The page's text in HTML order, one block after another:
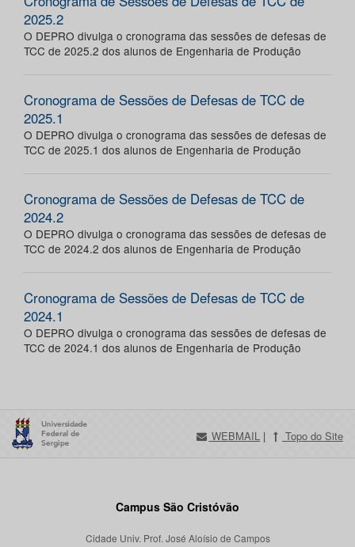
2025.2
O DEPRO divulga o cronograma das sessões de defesas de
TCC de 2025.2 dos alunos de Engenharia de Produção
Cronograma de Sessões de Defesas de TCC de
2025.1
O DEPRO divulga o cronograma das sessões de defesas de
TCC de 2025.1 dos alunos de Engenharia de Produção
Cronograma de Sessões de Defesas de TCC de
2024.2
O DEPRO divulga o cronograma das sessões de defesas de
TCC de 2024.2 dos alunos de Engenharia de Produção
Cronograma de Sessões de Defesas de TCC de
2024.1
O DEPRO divulga o cronograma das sessões de defesas de
TCC de 2024.1 dos alunos de Engenharia de Produção
WEBMAIL | Topo do Site
Campus São Cristóvão
Cidade Univ. Prof. José Aloísio de Campos